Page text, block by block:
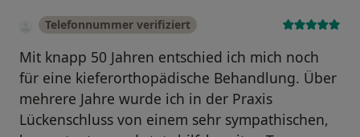
Telefonnummer verifiziert
Mit knapp 50 Jahren entschied ich mich noch
für eine kieferorthopädische Behandlung. Über
mehrere Jahre wurde ich in der Praxis
Lückenschluss von einem sehr sympathischen,